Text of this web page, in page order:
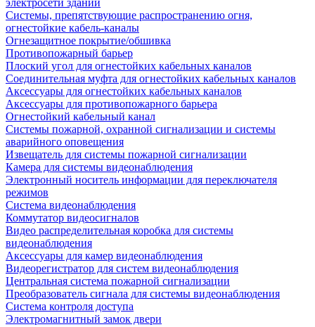
электросети зданий
Системы, препятствующие распространению огня,
огнестойкие кабель-каналы
Огнезащитное покрытие/обшивка
Противопожарный барьер
Плоский угол для огнестойких кабельных каналов
Соединительная муфта для огнестойких кабельных каналов
Аксессуары для огнестойких кабельных каналов
Аксессуары для противопожарного барьера
Огнестойкий кабельный канал
Системы пожарной, охранной сигнализации и системы
аварийного оповещения
Извещатель для системы пожарной сигнализации
Камера для системы видеонаблюдения
Электронный носитель информации для переключателя
режимов
Система видеонаблюдения
Коммутатор видеосигналов
Видео распределительная коробка для системы
видеонаблюдения
Аксессуары для камер видеонаблюдения
Видеорегистратор для систем видеонаблюдения
Центральная система пожарной сигнализации
Преобразователь сигнала для системы видеонаблюдения
Система контроля доступа
Электромагнитный замок двери